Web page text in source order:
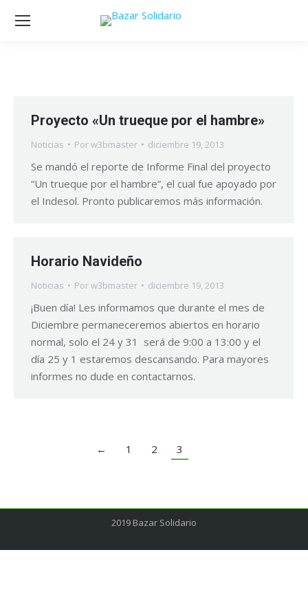
Proyecto «Un trueque por el hambre»
Noticias Porw3bmaster diciembre 19, 2013
Se mandó el reporte de Informe Final del proyecto
“Un trueque por el hambre”, el cual fue apoyado por
el Indesol. Pronto publicaremos más información.
Horario Navideño
Noticias Porw3bmaster diciembre 19, 2013
¡Buen día! Les informamos que durante el mes de
Diciembre permaneceremos abiertos en horario
normal, solo el 24 y 31 será de 9:00 a 13:00 y el
día 25 y 1 estaremos descansando. Para mayores
informes no dude en contactarnos.
← 1 2 3
2019 Bazar Solidario